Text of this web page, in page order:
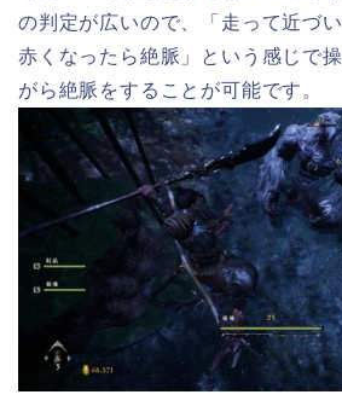
の判定が広いので、「走って近づ
赤くなったら絶脈」という感じで
がら絶脈をすることが可能です。